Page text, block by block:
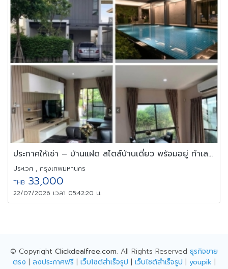
ประกาศให้เช่า – บ้านแฝด สไตล์บ้านเดี่ยว พร้อมอยู่ ทำเลพระราม 9
ประเวศ , กรุงเทพมหานคร
THB 33,000
22/07/2026 เวลา 05:42:20 น.
© Copyright Clickdealfree.com. All Rights Reserved ธุรกิจขาย
ตรง | ลงประกาศฟรี| เว็บไซต์สำเร็จรูป | เว็บไซต์สำเร็จรูป | youpik |